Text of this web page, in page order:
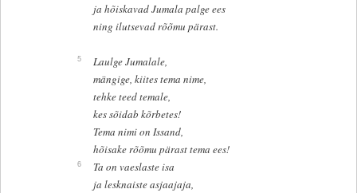
ja hõiskavad Jumala palge ees
ning ilutsevad rõõmu pärast.
5
Laulge Jumalale,
mängige, kiites tema nime,
tehke teed temale,
kes sõidab kõrbetes!
Tema nimi on Issand,
hõisake rõõmu pärast tema ees!
6
Ta on vaeslaste isa
ja lesknaiste asjaajaja,